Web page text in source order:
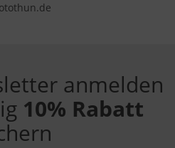
anmelden
10% Rabatt